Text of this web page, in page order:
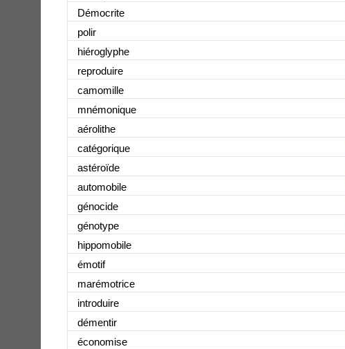
Démocrite
polir
hiéroglyphe
reproduire
camomille
mnémonique
aérolithe
catégorique
astéroïde
automobile
génocide
génotype
hippomobile
émotif
marémotrice
introduire
démentir
économise